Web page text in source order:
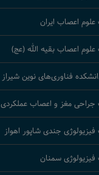
اعصاب ایران
اعصاب بقیه الله (عج)
فناوری‌های نوین شیراز
جراحی مغز و اعصاب عملکردی
جندی شاپور اهواز
سمنان